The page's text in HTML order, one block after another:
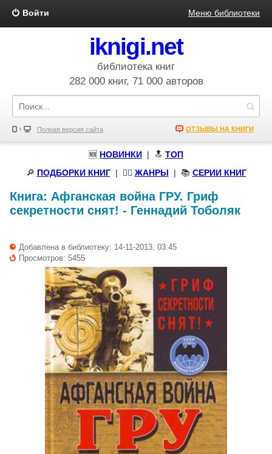
Войти Меню библиотеки
iknigi.net
библиотека книг
282 000 книг, 71 000 авторов
Полная версия сайта ОТЗЫВЫ НА КНИГИ
🆕 НОВИНКИ | 🔝 ТОП
🔎 ПОДБОРКИ КНИГ| 🧝‍♀️ ЖАНРЫ | 📚 СЕРИИ КНИГ
Книга: Афганская война ГРУ. Гриф
секретности снят! - Геннадий Тоболяк
Добавлена в библиотеку: 14-11-2013, 03:45
Просмотров: 5455